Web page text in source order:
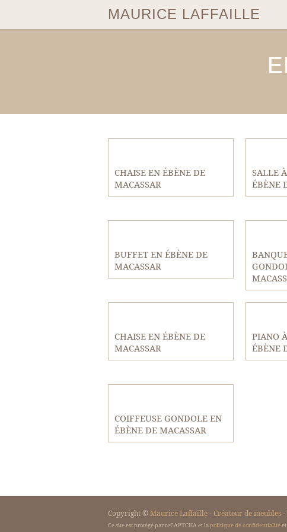
MAURICE LAFFAILLE
CHAISE EN ÉBÈNE DE
MACASSAR
SALLE
ÉBÈNE
BUFFET EN ÉBÈNE DE
MACASSAR
CHAISE EN ÉBÈNE DE
MACASSAR
PIANO
ÉBÈNE
COIFFEUSE GONDOLE EN
ÉBÈNE DE MACASSAR
Copyright © Maurice Laffaille - Créateur de meubles-
Ce site est protégé par reCAPTCHA et lapolitique de confidentialité